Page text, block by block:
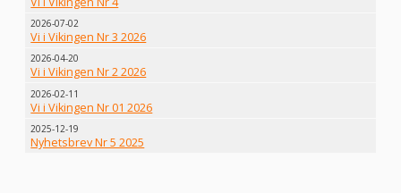
2026-07-02
Vi i Vikingen Nr 3 2026
2026-04-20
Vi i Vikingen Nr 2 2026
2026-02-11
Vi i Vikingen Nr 01 2026
2025-12-19
Nyhetsbrev Nr 5 2025